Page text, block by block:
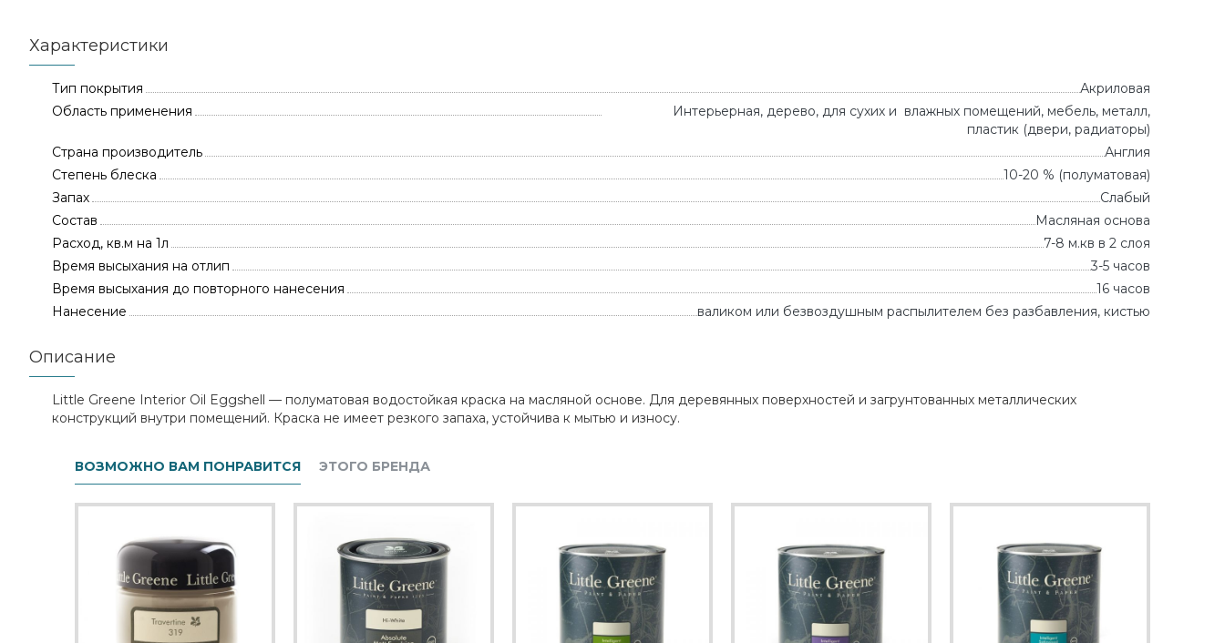
Характеристики
Тип покрытия
Акриловая
Область применения
Интерьерная, дерево, для сухих и влажных помещений, мебель, металл,
пластик (двери, радиаторы)
Страна производитель
Англия
Степень блеска
10-20 % (полуматовая)
Запах
Слабый
Состав
Масляная основа
Расход, кв.м на 1л
7-8 м.кв в 2 слоя
Время высыхания на отлип
3-5 часов
Время высыхания до повторного нанесения
16 часов
Нанесение
валиком или безвоздушным распылителем без разбавления, кистью
Описание
Little Greene Interior Oil Eggshell — полуматовая водостойкая краска на масляной основе. Для деревянных поверхностей и загрунтованных металлических
конструкций внутри помещений. Краска не имеет резкого запаха, устойчива к мытью и износу.
ВОЗМОЖНО ВАМ ПОНРАВИТСЯ ЭТОГО БРЕНДА